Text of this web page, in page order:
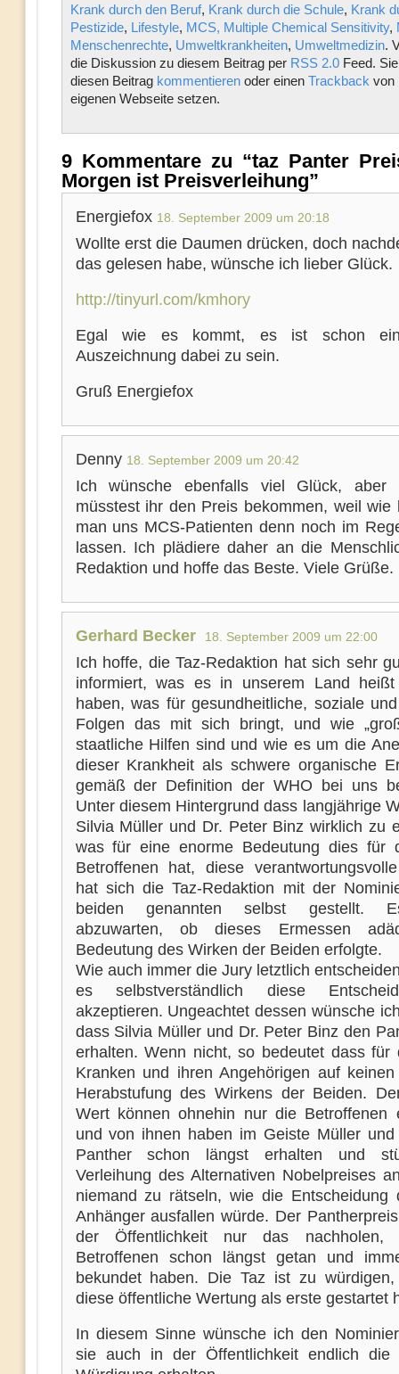
Krank durch den Beruf, Krank durch die Schule, Krank
Pestizide, Lifestyle, MCS, Multiple Chemical Sensitivity,
Menschenrechte, Umweltkrankheiten, Umweltmedizin.
die Diskussion zu diesem Beitrag per RSS 2.0Feed.
diesen Beitrag kommentierenoder einen Trackback von
eigenen Webseite setzen.
9 Kommentare zu “taz Panter
Morgen ist Preisverleihung”
Energiefox 18. September 2009 um 20:18
Wollte erst die Daumen drücken, doch
das gelesen habe, wünsche ich lieber Glück.
http://tinyurl.com/kmhory
Egal wie es kommt, es ist schon
Auszeichnung dabei zu sein.
Gruß Energiefox
Denny 18. September 2009 um 20:42
Ich wünsche ebenfalls viel Glück, aber
müsstest ihr den Preis bekommen, weil wie
man uns MCS-Patienten denn noch im
lassen. Ich plädiere daher an die
Redaktion und hoffe das Beste. Viele Grüße.
Gerhard Becker 18. September 2009 um 22:00
Ich hoffe, die Taz-Redaktion hat sich sehr
informiert, was es in unserem Land
haben, was für gesundheitliche, soziale
Folgen das mit sich bringt, und wie
staatliche Hilfen sind und wie es um die
dieser Krankheit als schwere organische
gemäß der Definition der WHO bei uns
Unter diesem Hintergrund dass langjährige
Silvia Müller und Dr. Peter Binz wirklich zu
was für eine enorme Bedeutung dies für
Betroffenen hat, diese
hat sich die Taz-Redaktion mit der
beiden genannten selbst gestellt.
abzuwarten, ob dieses Ermessen
Bedeutung des Wirken der Beiden erfolgte.
Wie auch immer die Jury letztlich
es selbstverständlich diese
akzeptieren. Ungeachtet dessen wünsche
dass Silvia Müller und Dr. Peter Binz den
erhalten. Wenn nicht, so bedeutet dass für
Kranken und ihren Angehörigen auf
Herabstufung des Wirkens der Beiden.
Wert können ohnehin nur die Betroffenen
und von ihnen haben im Geiste Müller
Panther schon längst erhalten und
Verleihung des Alternativen Nobelpreises
niemand zu rätseln, wie die Entscheidung
Anhänger ausfallen würde. Der
der Öffentlichkeit nur das nachholen,
Betroffenen schon längst getan und
bekundet haben. Die Taz ist zu
diese öffentliche Wertung als erste gestartet
In diesem Sinne wünsche ich den
sie auch in der Öffentlichkeit endlich die